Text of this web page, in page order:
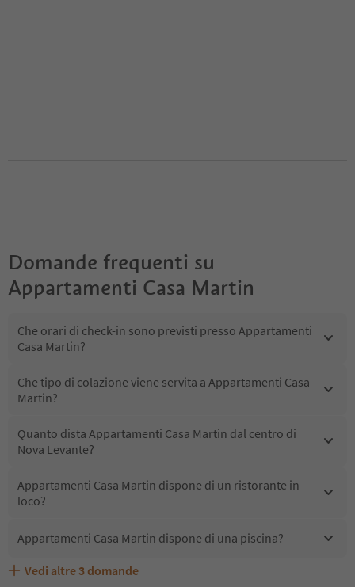
Domande frequenti su
Appartamenti Casa Martin
Che orari di check-in sono previsti presso Appartamenti
Casa Martin?
Che tipo di colazione viene servita a Appartamenti Casa
Martin?
Quanto dista Appartamenti Casa Martin dal centro di
Nova Levante?
Appartamenti Casa Martin dispone di un ristorante in
loco?
Appartamenti Casa Martin dispone di una piscina?
Appartamenti Casa Martin accetta animali domestici?
Quali servizi/attività sono disponibili presso
Gli ospiti di Appartamenti Casa Martin ricevono l'Alto
Vedi altre 3 domande